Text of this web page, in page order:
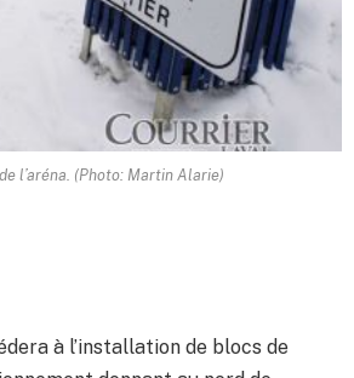
l’aréna. (Photo: Martin Alarie)
à l’installation de blocs de